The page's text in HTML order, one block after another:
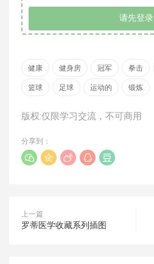
请先登录
健康 健身房 冠军 拳击
篮球 足球 运动的 锻炼
版权:仅限学习交流，不可商用
分享到：
上一篇
罗蒂医学收藏系列插图